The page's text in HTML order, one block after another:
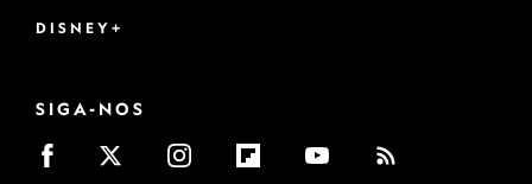
DISNEY+
SIGA-NOS